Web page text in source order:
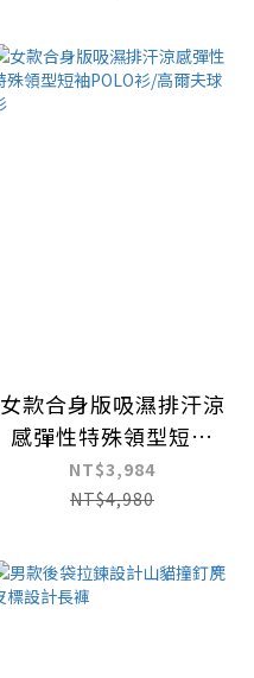
女款合身版吸濕排汗涼
感彈性特殊領型短袖
POLO衫/高爾夫球衫
NT$3,984
NT$4,980